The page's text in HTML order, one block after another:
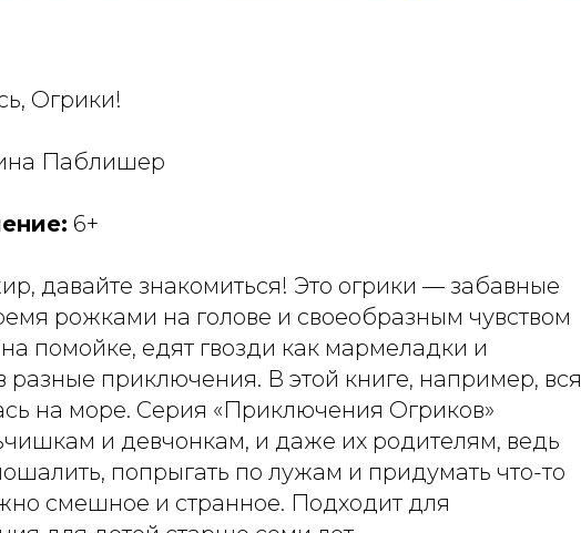
Огрики!
Паблишер
6+
давайте знакомиться! Это огрики — забавные
рожками на голове и своеобразным чувством
помойке, едят гвозди как мармеладки и
разные приключения. В этой книге, например, вся
на море. Серия «Приключения Огриков»
и девчонкам, и даже их родителям, ведь
попрыгать по лужам и придумать что-то
смешное и странное. Подходит для